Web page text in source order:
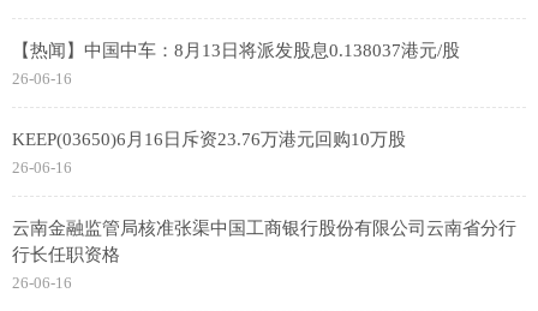
【热闻】中国中车：8月13日将派发股息0.138037港元/股
26-06-16
KEEP(03650)6月16日斥资23.76万港元回购10万股
26-06-16
云南金融监管局核准张渠中国工商银行股份有限公司云南省分行
行长任职资格
26-06-16